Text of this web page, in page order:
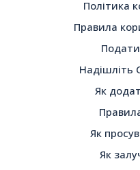
Політика
Правила
Надішліть
Як
Як
Як